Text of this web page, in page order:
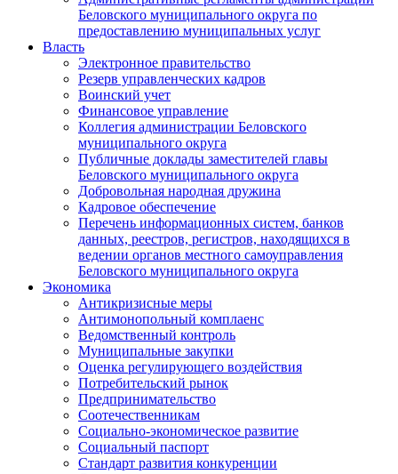
Беловского муниципального округа по
предоставлению муниципальных услуг
Власть
Электронное правительство
Резерв управленческих кадров
Воинский учет
Финансовое управление
Коллегия администрации Беловского
муниципального округа
Публичные доклады заместителей главы
Беловского муниципального округа
Добровольная народная дружина
Кадровое обеспечение
Перечень информационных систем, банков
данных, реестров, регистров, находящихся в
ведении органов местного самоуправления
Беловского муниципального округа
Экономика
Антикризисные меры
Антимонопольный комплаенс
Ведомственный контроль
Муниципальные закупки
Оценка регулирующего воздействия
Потребительский рынок
Предпринимательство
Соотечественникам
Социально-экономическое развитие
Социальный паспорт
Стандарт развития конкуренции